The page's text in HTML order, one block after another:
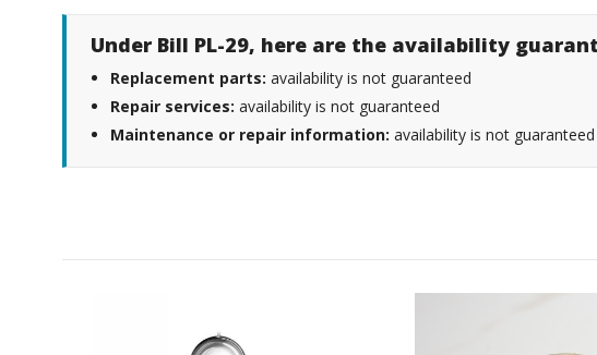
Under Bill PL-29, here are the availability
Replacement parts: availability is not guaranteed
Repair services: availability is not guaranteed
Maintenance or repair information: availability is not guaranteed